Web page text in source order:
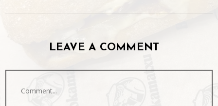
LEAVE A COMMENT